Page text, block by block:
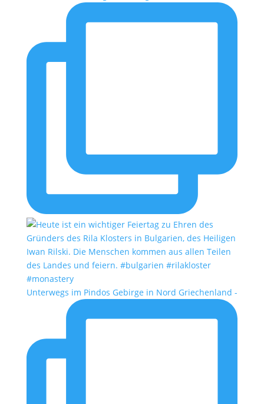
Unterwegs im Pindos Gebirge in Nord Griechenland -